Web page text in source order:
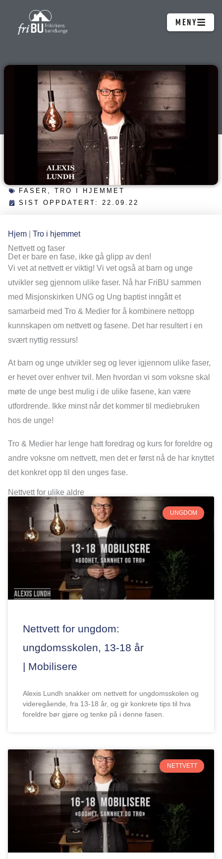
MENY
FASER
TRO I HJEMMET
SIST OPPDATERT: 22.09.22
Hjem
Tro i hjemmet
Nettvett og faser
Det er bare en fase, ikke gå glipp av den!
Vi vet at nettvett er viktig! Vi vet også at barn og unge
utvikler seg gjennom ulike faser. Nå har FriBU sammen
med Misjonskirken UNG og Ung baptist inngått et
samarbeid med Tro & Medier for å kombinere nettopp
kunnskapen om nettvett og fasene. Det har resultert i en
svært nyttig ressurs!
At barn og unge utvikler seg og lever igjennom ulike faser,
er hevet over enhver tvil. Men hvordan vi som voksne skal
møte de unge best mulig i de ulike fasene, kan være
utfordrende. Ikke minst når det kommer til mediebruken
hos de unge!
Tro & Medier har lenge hatt foredrag og kurs for foreldre og
andre voksne om nettvett, men det er først nå de har knyttet
det konkret opp til den unges fase.
Nettvett for ulike aldre
UNGDOM
Nettvett for ungdom:
ungdomsskolen, 13-18 år
| Mobilisere
Alexis Lundh snakker om nettvett for ungdomsskolen og
videregående, fra 13-18 år, og gir konkrete tips til hva
foreldre bør gjøre og tenke på i denne fasen.
NETTVETT